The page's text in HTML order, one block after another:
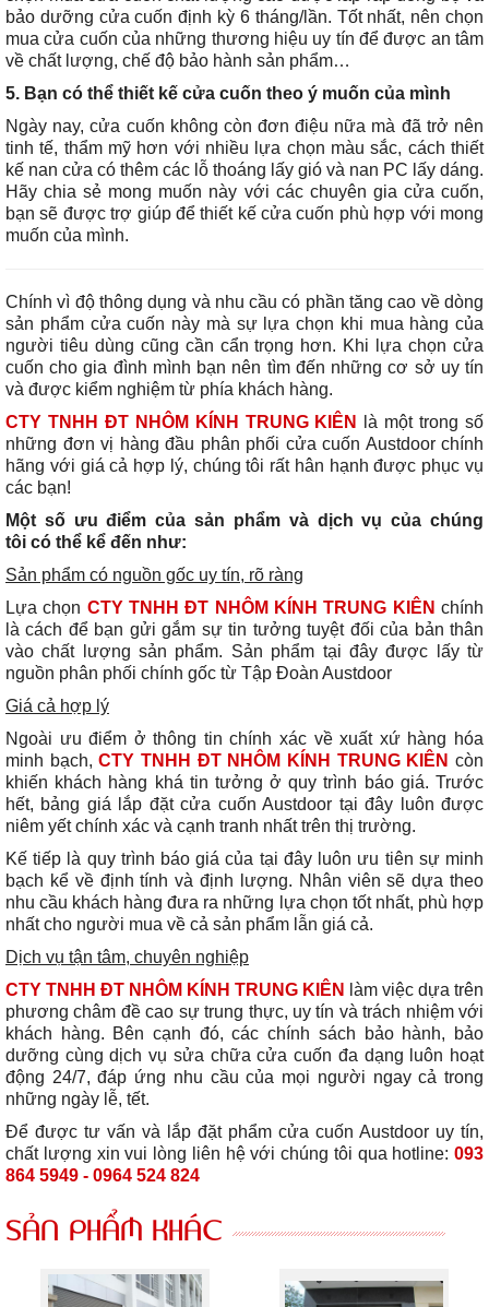
bảo dưỡng cửa cuốn định kỳ 6 tháng/lần. Tốt nhất, nên chọn
mua cửa cuốn của những thương hiệu uy tín để được an tâm
về chất lượng, chế độ bảo hành sản phẩm…
5. Bạn có thể thiết kế cửa cuốn theo ý muốn của mình
Ngày nay, cửa cuốn không còn đơn điệu nữa mà đã trở nên
tinh tế, thẩm mỹ hơn với nhiều lựa chọn màu sắc, cách thiết
kế nan cửa có thêm các lỗ thoáng lấy gió và nan PC lấy dáng.
Hãy chia sẻ mong muốn này với các chuyên gia cửa cuốn,
bạn sẽ được trợ giúp để thiết kế cửa cuốn phù hợp với mong
muốn của mình.
Chính vì độ thông dụng và nhu cầu có phần tăng cao về dòng
sản phẩm cửa cuốn này mà sự lựa chọn khi mua hàng của
người tiêu dùng cũng cần cẩn trọng hơn. Khi lựa chọn cửa
cuốn cho gia đình mình bạn nên tìm đến những cơ sở uy tín
và được kiểm nghiệm từ phía khách hàng.
CTY TNHH ĐT NHÔM KÍNH TRUNG KIÊN
là một trong số
những đơn vị hàng đầu phân phối cửa cuốn Austdoor chính
hãng với giá cả hợp lý, chúng tôi rất hân hạnh được phục vụ
các bạn!
Một số ưu điểm của sản phẩm và dịch vụ của chúng
tôi có thể kể đến như:
Sản phẩm có nguồn gốc uy tín, rõ ràng
Lựa chọn CTY TNHH ĐT NHÔM KÍNH TRUNG KIÊN chính
là cách để bạn gửi gắm sự tin tưởng tuyệt đối của bản thân
vào chất lượng sản phẩm. Sản phẩm tại đây được lấy từ
nguồn phân phối chính gốc từ Tập Đoàn Austdoor
Giá cả hợp lý
Ngoài ưu điểm ở thông tin chính xác về xuất xứ hàng hóa
minh bạch,CTY TNHH ĐT NHÔM KÍNH TRUNG KIÊN còn
khiến khách hàng khá tin tưởng ở quy trình báo giá. Trước
hết, bảng giá lắp đặt cửa cuốn Austdoor tại đây luôn được
niêm yết chính xác và cạnh tranh nhất trên thị trường.
Kế tiếp là quy trình báo giá của tại đây luôn ưu tiên sự minh
bạch kể về định tính và định lượng. Nhân viên sẽ dựa theo
nhu cầu khách hàng đưa ra những lựa chọn tốt nhất, phù hợp
nhất cho người mua về cả sản phẩm lẫn giá cả.
Dịch vụ tận tâm, chuyên nghiệp
CTY TNHH ĐT NHÔM KÍNH TRUNG KIÊN
làm việc dựa trên
phương châm đề cao sự trung thực, uy tín và trách nhiệm với
khách hàng. Bên cạnh đó, các chính sách bảo hành, bảo
dưỡng cùng dịch vụ sửa chữa cửa cuốn đa dạng luôn hoạt
động 24/7, đáp ứng nhu cầu của mọi người ngay cả trong
những ngày lễ, tết.
Để được tư vấn và lắp đặt phẩm cửa cuốn Austdoor uy tín,
chất lượng xin vui lòng liên hệ với chúng tôi qua hotline: 093
864 5949 - 0964 524 824
SẢN PHẨM KHÁC